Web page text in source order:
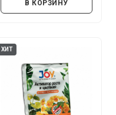
В КОРЗИНУ
ХИТ